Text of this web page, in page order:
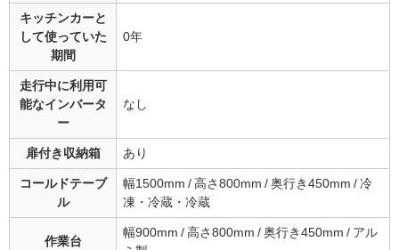
キッチンカーと
して使っていた
期間
0年
走行中に利用可
能なインバータ
ー
なし
扉付き収納箱 あり
コールドテーブ
ル
幅1500mm / 高さ800mm / 奥行き450mm / 冷
凍・冷蔵・冷蔵
作業台
幅900mm / 高さ800mm / 奥行き450mm / アル